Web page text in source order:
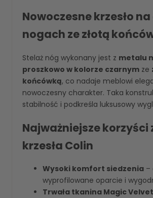
Nowoczesne krzesło
nogach ze złotą
Stelaż nóg wykonany jest z metalu
proszkowo w kolorze czarnym ze
końcówką, co nadaje meblowi
nowoczesny charakter. Taka
stabilność i podkreśla luksusowy
Najważniejsze korzyści
krzesła Colin
Wysoki komfort siedzenia –
wyprofilowane oparcie i
Trwała tkanina Magic Velvet